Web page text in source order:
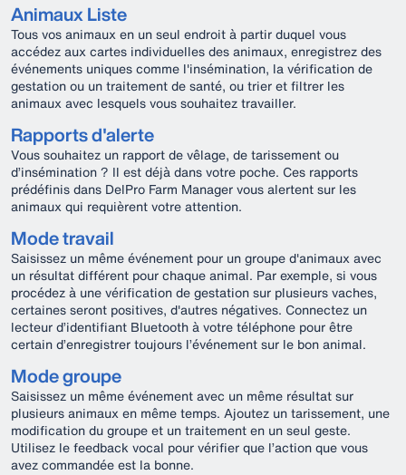
Animaux Liste
Tous vos animaux en un seul endroit à partir duquel vous
accédez aux cartes individuelles des animaux, enregistrez des
événements uniques comme l'insémination, la vérification de
gestation ou un traitement de santé, ou trier et filtrer les
animaux avec lesquels vous souhaitez travailler.
Rapports d'alerte
Vous souhaitez un rapport de vêlage, de tarissement ou
d’insémination ? Il est déjà dans votre poche. Ces rapports
prédéfinis dans DelPro Farm Manager vous alertent sur les
animaux qui requièrent votre attention.
Mode travail
Saisissez un même événement pour un groupe d'animaux avec
un résultat différent pour chaque animal. Par exemple, si vous
procédez à une vérification de gestation sur plusieurs vaches,
certaines seront positives, d'autres négatives. Connectez un
lecteur d’identifiant Bluetooth à votre téléphone pour être
certain d’enregistrer toujours l’événement sur le bon animal.
Mode groupe
Saisissez un même événement avec un même résultat sur
plusieurs animaux en même temps. Ajoutez un tarissement, une
modification du groupe et un traitement en un seul geste.
Utilisez le feedback vocal pour vérifier que l’action que vous
avez commandée est la bonne.